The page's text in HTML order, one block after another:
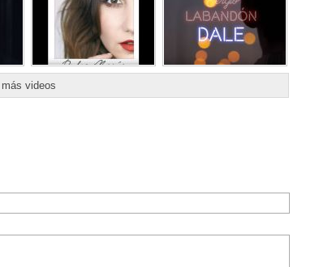
más videos